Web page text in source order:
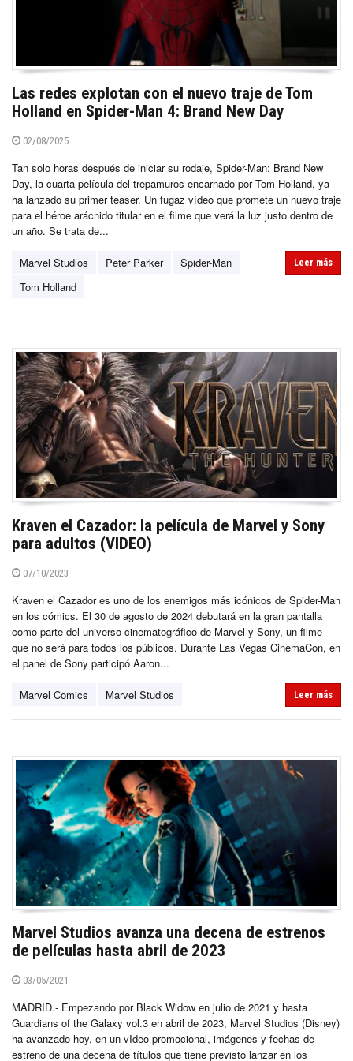
Las redes explotan con el nuevo traje de Tom
Holland en Spider-Man 4: Brand New Day
02/08/2025
Tan solo horas después de iniciar su rodaje, Spider-Man: Brand New
Day, la cuarta película del trepamuros encarnado por Tom Holland, ya
ha lanzado su primer teaser. Un fugaz vídeo que promete un nuevo traje
para el héroe arácnido titular en el filme que verá la luz justo dentro de
un año. Se trata de...
Marvel Studios Peter Parker
Spider-Man
Tom Holland
Leer más
Kraven el Cazador: la película de Marvel y Sony
para adultos (VIDEO)
07/10/2023
Kraven el Cazador es uno de los enemigos más icónicos de Spider-Man
en los cómics. El 30 de agosto de 2024 debutará en la gran pantalla
como parte del universo cinematográfico de Marvel y Sony, un filme
que no será para todos los públicos. Durante Las Vegas CinemaCon, en
el panel de Sony participó Aaron...
Marvel Comics Marvel Studios Leer más
Marvel Studios avanza una decena de estrenos
de películas hasta abril de 2023
03/05/2021
MADRID.- Empezando por Black Widow en julio de 2021 y hasta
Guardians of the Galaxy vol.3 en abril de 2023, Marvel Studios (Disney)
ha avanzado hoy, en un vIdeo promocional, imágenes y fechas de
estreno de una decena de títulos que tiene previsto lanzar en los